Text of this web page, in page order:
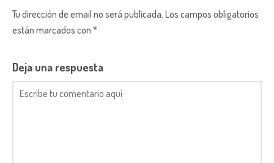
Tu dirección de email no será publicada. Los campos obligatorios
están marcados con *
Deja una respuesta